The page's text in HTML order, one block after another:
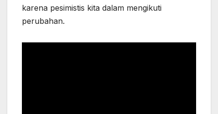
karena pesimistis kita dalam mengikuti
perubahan.